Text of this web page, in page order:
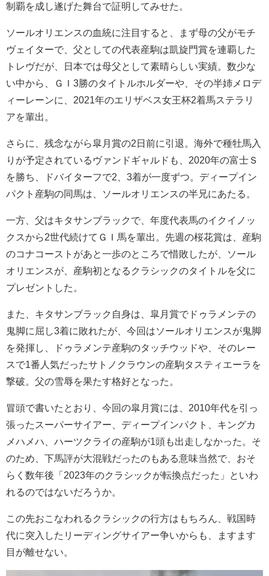
制覇を成し遂げた舞台で証明してみせた。
ソールオリエンスの血統に注目すると、まず母の父がモチ
ヴェイターで、父としての代表産駒は凱旋門賞を連覇した
トレヴだが、日本では母父として素晴らしい実績。数少な
い中から、ＧＩ3勝のタイトルホルダーや、その半姉メロデ
ィーレーンに、2021年のエリザベス女王杯2着馬ステラリ
アを輩出。
さらに、残念ながら皐月賞の2日前に引退。海外で種牡馬入
りが予定されているヴァンドギャルドも、2020年の富士Ｓ
を勝ち、ドバイターフで2、3着が一度ずつ。ディープイン
パクト産駒の同馬は、ソールオリエンスの半兄にあたる。
一方、父はキタサンブラックで、年度代表馬のイクイノッ
クスから2世代続けてＧＩ馬を輩出。先週の桜花賞は、産駒
のコナコーストがあと一歩のところで惜敗したが、ソール
オリエンスが、産駒初となるクラシックのタイトルを父に
プレゼントした。
また、キタサンブラック自身は、皐月賞でドゥラメンテの
鬼脚に屈し3着に敗れたが、今回はソールオリエンスが鬼脚
を発揮し、ドゥラメンテ産駒のタッチウッドや、そのレー
スで1番人気だったサトノクラウンの産駒タスティエーラを
撃破。父の雪辱を果たす格好となった。
冒頭で書いたとおり、今回の皐月賞には、2010年代を引っ
張ったスーパーサイアー、ディープインパクト、キングカ
メハメハ、ハーツクライの産駒が1頭も出走しなかった。そ
のため、下馬評が大混戦だったのもある意味当然で、おそ
らく数年後「2023年のクラシックが転換点だった」といわ
れるのではないだろうか。
この先おこなわれるクラシックの行方はもちろん、戦国時
代に突入したリーディングサイアー争いからも、ますます
目が離せない。